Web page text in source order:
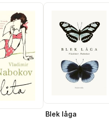
Blek låga